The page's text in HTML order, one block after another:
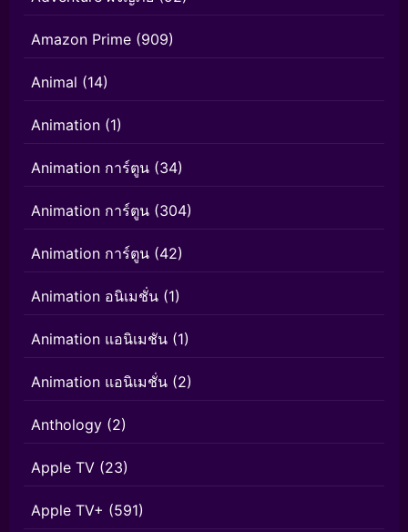
Amazon Prime (909)
Animal (14)
Animation (1)
Animation การ์ตูน (34)
Animation การ์ตูน (304)
Animation การ์ตูน (42)
Animation อนิเมชั่น (1)
Animation แอนิเมชัน (1)
Animation แอนิเมชั่น (2)
Anthology (2)
Apple TV (23)
Apple TV+ (591)